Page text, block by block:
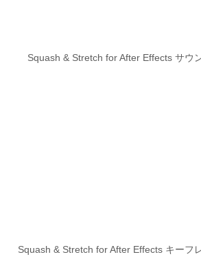
Squash & Stretch for After Effects サウ
Squash & Stretch for After Effects キーフ